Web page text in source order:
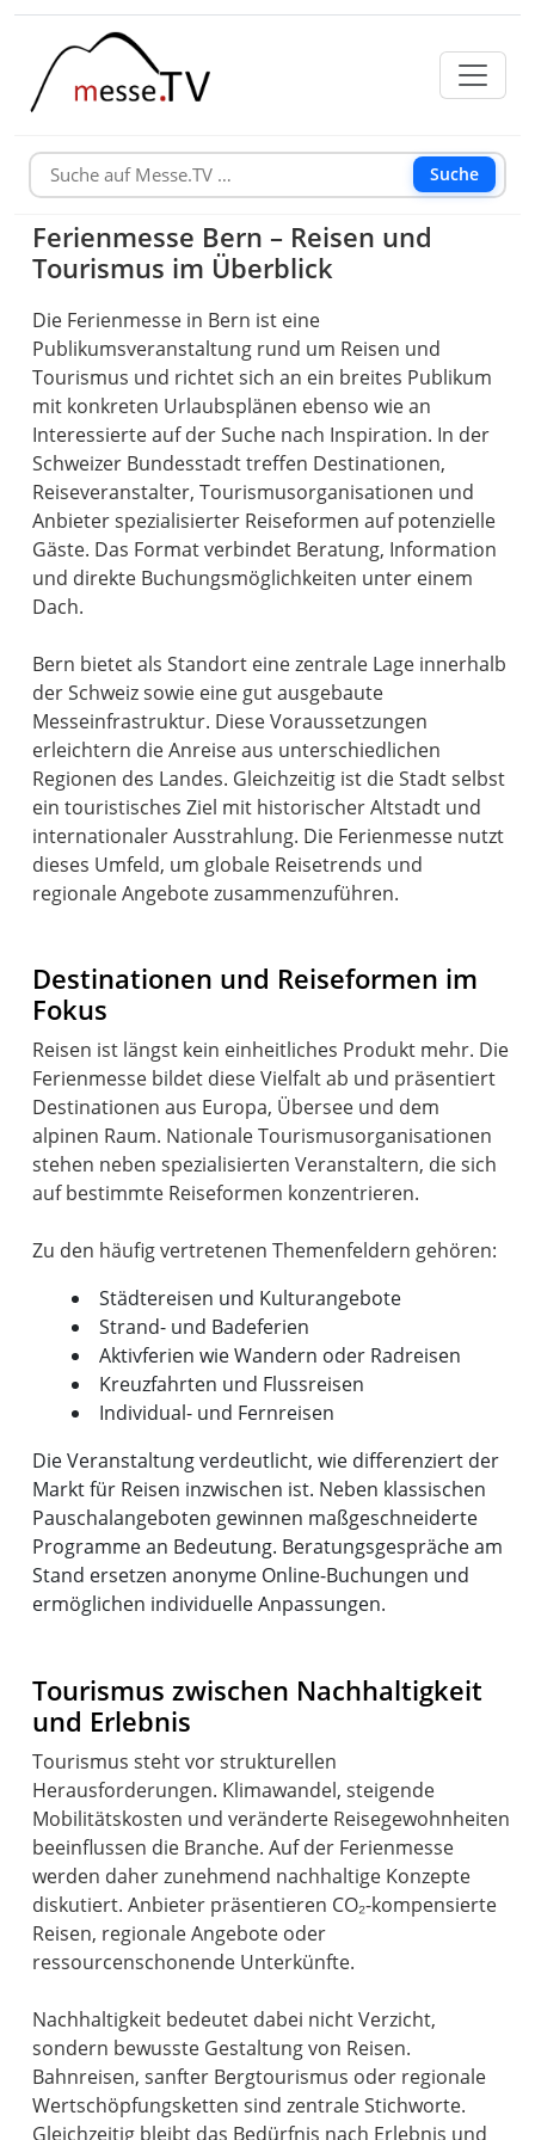
Suche
Ferienmesse Bern – Reisen und
Tourismus im Überblick
Die Ferienmesse in Bern ist eine
Publikumsveranstaltung rund um Reisen und
Tourismus und richtet sich an ein breites Publikum
mit konkreten Urlaubsplänen ebenso wie an
Interessierte auf der Suche nach Inspiration. In der
Schweizer Bundesstadt treffen Destinationen,
Reiseveranstalter, Tourismusorganisationen und
Anbieter spezialisierter Reiseformen auf potenzielle
Gäste. Das Format verbindet Beratung, Information
und direkte Buchungsmöglichkeiten unter einem
Dach.
Bern bietet als Standort eine zentrale Lage innerhalb
der Schweiz sowie eine gut ausgebaute
Messeinfrastruktur. Diese Voraussetzungen
erleichtern die Anreise aus unterschiedlichen
Regionen des Landes. Gleichzeitig ist die Stadt selbst
ein touristisches Ziel mit historischer Altstadt und
internationaler Ausstrahlung. Die Ferienmesse nutzt
dieses Umfeld, um globale Reisetrends und
regionale Angebote zusammenzuführen.
Destinationen und Reiseformen im
Fokus
Reisen ist längst kein einheitliches Produkt mehr. Die
Ferienmesse bildet diese Vielfalt ab und präsentiert
Destinationen aus Europa, Übersee und dem
alpinen Raum. Nationale Tourismusorganisationen
stehen neben spezialisierten Veranstaltern, die sich
auf bestimmte Reiseformen konzentrieren.
Städtereisen und Kulturangebote
Strand- und Badeferien
Aktivferien wie Wandern oder Radreisen
Kreuzfahrten und Flussreisen
Individual- und Fernreisen
Die Veranstaltung verdeutlicht, wie differenziert der
Markt für Reisen inzwischen ist. Neben klassischen
Pauschalangeboten gewinnen maßgeschneiderte
Programme an Bedeutung. Beratungsgespräche am
Stand ersetzen anonyme Online-Buchungen und
ermöglichen individuelle Anpassungen.
Tourismus zwischen Nachhaltigkeit
und Erlebnis
Tourismus steht vor strukturellen
Herausforderungen. Klimawandel, steigende
Mobilitätskosten und veränderte Reisegewohnheiten
beeinflussen die Branche. Auf der Ferienmesse
werden daher zunehmend nachhaltige Konzepte
diskutiert. Anbieter präsentieren CO₂-kompensierte
Reisen, regionale Angebote oder
ressourcenschonende Unterkünfte.
Nachhaltigkeit bedeutet dabei nicht Verzicht,
sondern bewusste Gestaltung von Reisen.
Bahnreisen, sanfter Bergtourismus oder regionale
Wertschöpfungsketten sind zentrale Stichworte.
Gleichzeitig bleibt das Bedürfnis nach Erlebnis und